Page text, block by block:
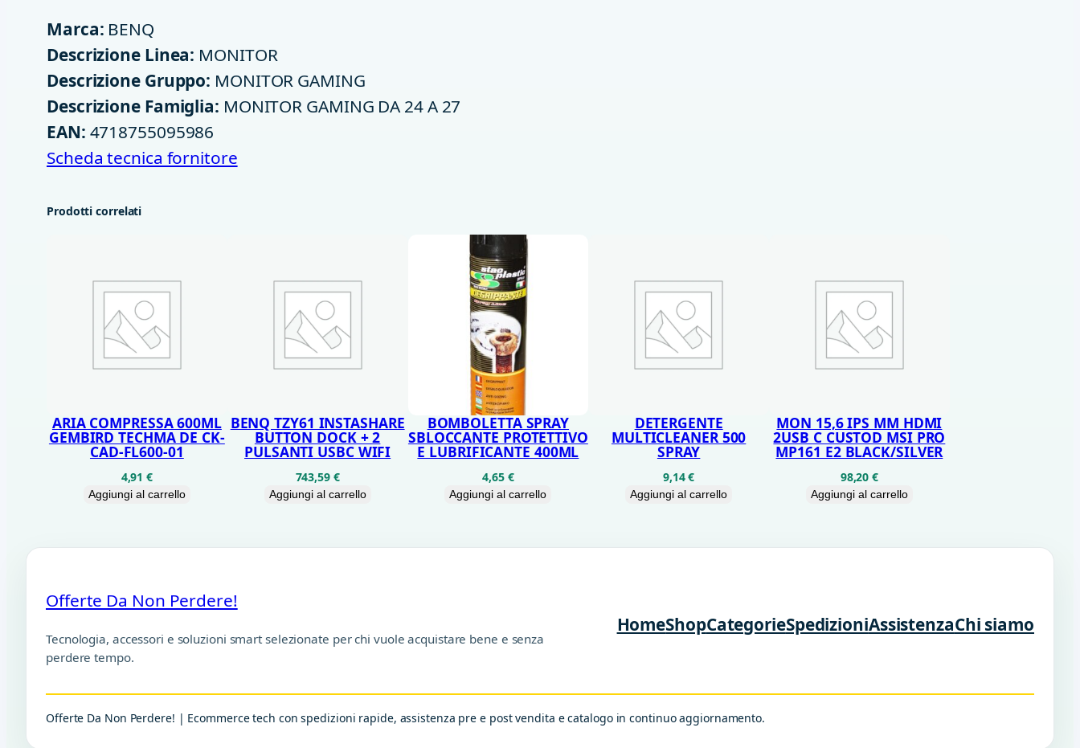
I
E
N
Q
X
2
X
P
I
Marca: BENQ
Descrizione Linea: MONITOR
Descrizione Gruppo: MONITOR GAMING
Descrizione Famiglia: MONITOR GAMING DA 24 A 27
EAN: 4718755095986
Scheda tecnica fornitore
Prodotti correlati
ARIA COMPRESSA 600ML
GEMBIRD TECHMA DE CK-
CAD-FL600-01
4,91€
Aggiungi al carrello
BENQ TZY61 INSTASHARE
BUTTON DOCK + 2
PULSANTI USBC WIFI
743,59 €
Aggiungi al carrello
BOMBOLETTA SPRAY
SBLOCCANTE PROTETTIVO
E LUBRIFICANTE 400ML
4,65 €
Aggiungi al carrello
DETERGENTE
MULTICLEANER 500
SPRAY
9,14€
Aggiungi al carrello
MON 15,6 IPS MM HDMI
2USB C CUSTOD MSI PRO
MP161 E2 BLACK/SILVER
98,20€
Aggiungi al carrello
Offerte Da Non Perdere!
Tecnologia, accessori e soluzioni smart selezionate per chi vuole acquistare bene e senza
perdere tempo.
HomeShopCategorieSpedizioniAssistenzaChi siamo
Offerte Da Non Perdere! | Ecommerce tech con spedizioni rapide, assistenza pre e post vendita e catalogo in continuo aggiornamento.